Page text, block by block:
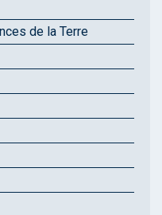
de la Terre